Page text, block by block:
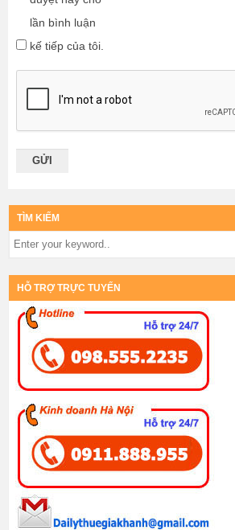
lần bình luận
kế tiếp của tôi.
TÌM KIẾM
HỖ TRỢ TRỰC TUYẾN